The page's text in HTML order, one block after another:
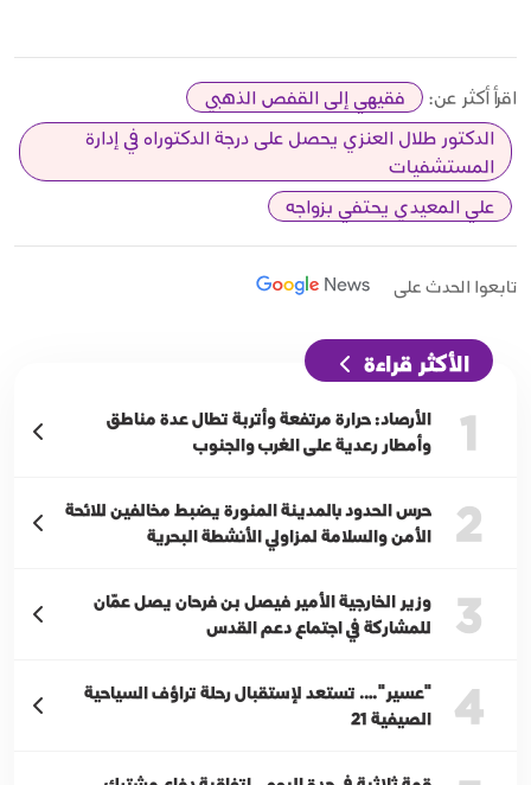
اقرأ أكثر عن:
فقيهي إلى القفص الذهبي
الدكتور طلال العنزي يحصل على درجة الدكتوراه في إدارة
المستشفيات
علي المعيدي يحتفي بزواجه
تابعوا الحدث على
الأكثر قراءة
1
الأرصاد: حرارة مرتفعة وأتربة تطال عدة مناطق
وأمطار رعدية على الغرب والجنوب
2
حرس الحدود بالمدينة المنورة يضبط مخالفين للائحة
الأمن والسلامة لمزاولي الأنشطة البحرية
3
وزير الخارجية الأمير فيصل بن فرحان يصل عمّان
للمشاركة في اجتماع دعم القدس
4
"عسير"…. تستعد لإستقبال رحلة تراؤف السياحية
الصيفية 21